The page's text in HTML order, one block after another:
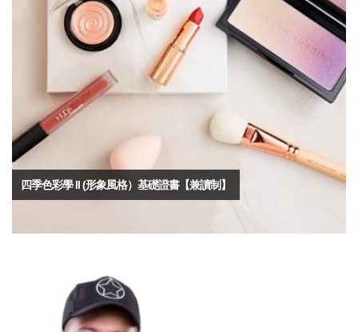
四季色彩學 II (形象風格）基礎證書【兼讀制】